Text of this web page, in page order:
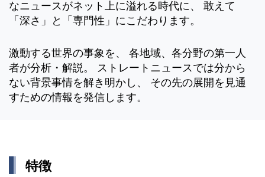
なニュースがネット上に溢れる時代に、 敢えて
「深さ」と「専門性」にこだわります。
激動する世界の事象を、 各地域、各分野の第一人
者が分析・解説。 ストレートニュースでは分から
ない背景事情を解き明かし、 その先の展開を見通
すための情報を発信します。
特徴